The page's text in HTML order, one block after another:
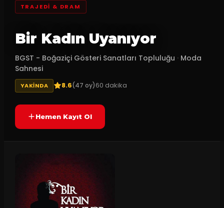
TRAJEDI & DRAM
Bir Kadın Uyanıyor
BGST - Boğaziçi Gösteri Sanatları Topluluğu · Moda
Sahnesi
YAKINDA 8.6(47 oy)60 dakika
Hemen Kayıt Ol